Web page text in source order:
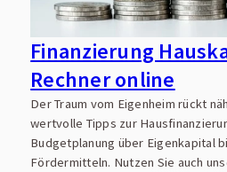
Finanzierung
Rechner online
Der Traum vom Eigenheim rückt
wertvolle Tipps zur
Budgetplanung über Eigenkapital
Fördermitteln. Nutzen Sie auch